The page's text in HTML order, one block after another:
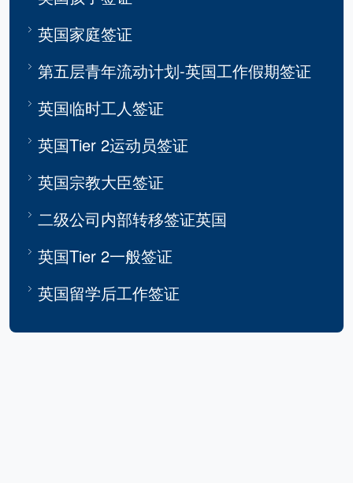
英国家庭签证
第五层青年流动计划-英国工作假期签证
英国临时工人签证
英国Tier 2运动员签证
英国宗教大臣签证
二级公司内部转移签证英国
英国Tier 2一般签证
英国留学后工作签证